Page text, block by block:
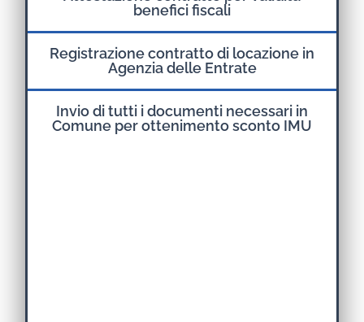
benefici fiscali
Registrazione contratto di locazione in
Agenzia delle Entrate
Invio di tutti i documenti necessari in
Comune per ottenimento sconto IMU